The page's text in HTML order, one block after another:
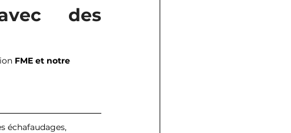
des
FME et notre
échafaudages,